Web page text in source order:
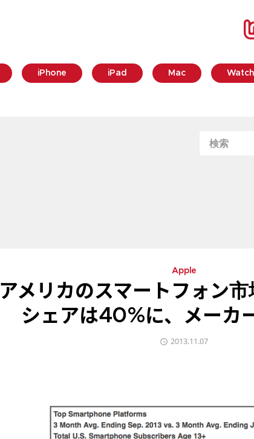
iPhone iPad Mac Watch
Apple
アメリカのスマートフォン
シェアは40%に、メーカ
2013.11.07